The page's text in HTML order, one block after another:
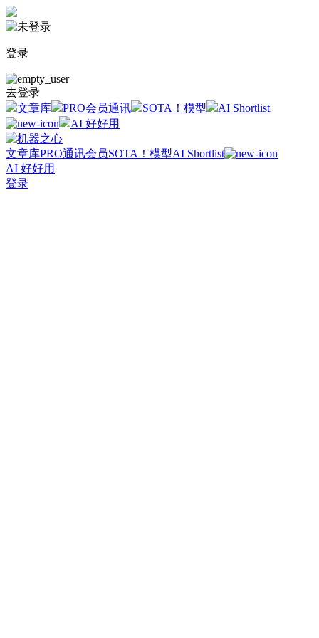
登录
去登录
文章库
PRO会员通讯 SOTA！模型
AI Shortlist
AI 好好用
文章库PRO通讯会员SOTA！模型AI Shortlist
AI 好好用
登录